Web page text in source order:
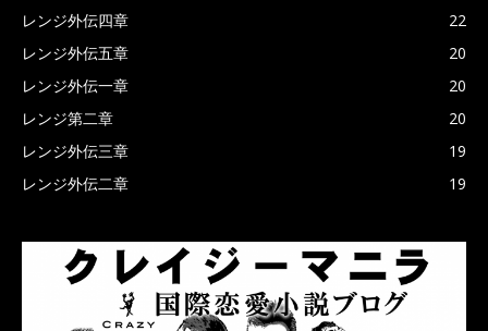
レンジ外伝四章
22
レンジ外伝五章
20
レンジ外伝一章
20
レンジ第二章
20
レンジ外伝三章
19
レンジ外伝二章
19